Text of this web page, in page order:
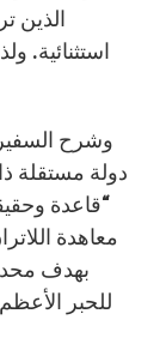
الذين
استثنائية.
وشرح السفير
دولة مستقلة
معاهدة
بهدف
للحبر